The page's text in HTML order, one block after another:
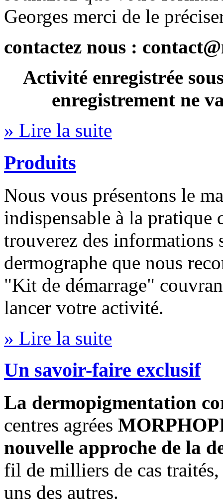
Georges merci de le
contactez nous :
Activité enregistrée
enregistrement ne
» Lire la suite
Produits
Nous vous présentons le
indispensable à la pratique
trouverez des informations
dermographe que nous
"Kit de démarrage"
lancer votre activité.
» Lire la suite
Un savoir-faire exclusif
La dermopigmentation
centres agrées
nouvelle approche de la
fil de milliers de cas
uns des autres.